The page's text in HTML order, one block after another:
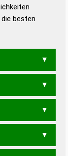
Grammatik
besten
BIERES
ERBENS
BRISE